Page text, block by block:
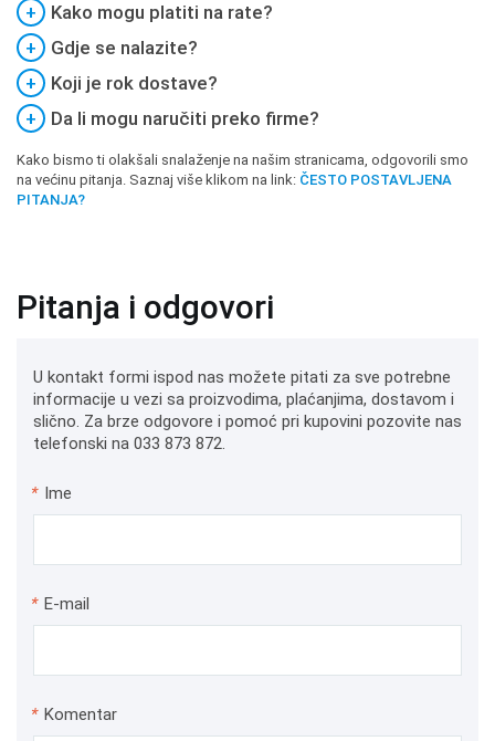
+
Kako mogu platiti na rate?
+
Gdje se nalazite?
+
Koji je rok dostave?
+
Da li mogu naručiti preko firme?
Kako bismo ti olakšali snalaženje na našim stranicama, odgovorili smo
na većinu pitanja. Saznaj više klikom na link: ČESTO POSTAVLJENA
PITANJA?
Pitanja i odgovori
U kontakt formi ispod nas možete pitati za sve potrebne
informacije u vezi sa proizvodima, plaćanjima, dostavom i
slično. Za brze odgovore i pomoć pri kupovini pozovite nas
telefonski na 033 873 872.
* Ime
* E-mail
* Komentar